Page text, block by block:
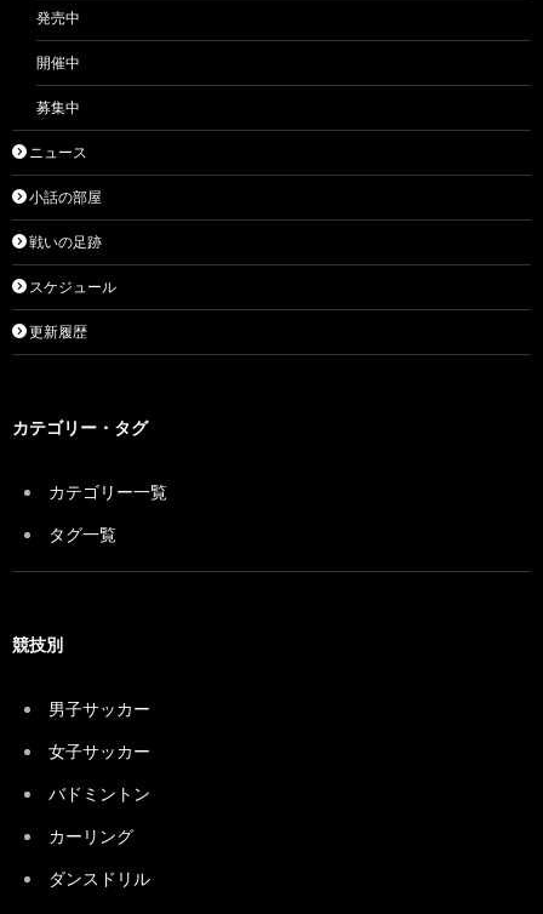
発売中
開催中
募集中
ニュース
小話の部屋
戦いの足跡
スケジュール
更新履歴
カテゴリー・タグ
カテゴリー一覧
タグ一覧
競技別
男子サッカー
女子サッカー
バドミントン
カーリング
ダンスドリル